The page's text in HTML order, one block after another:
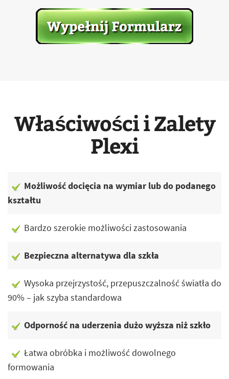
Właściwości i Zalety
Plexi
Możliwość docięcia na wymiar lub do podanego
kształtu
Bardzo szerokie możliwości zastosowania
Bezpieczna alternatywa dla szkła
Wysoka przejrzystość, przepuszczalność światła do
90% – jak szyba standardowa
Odporność na uderzenia dużo wyższa niż szkło
Łatwa obróbka i możliwość dowolnego
formowania